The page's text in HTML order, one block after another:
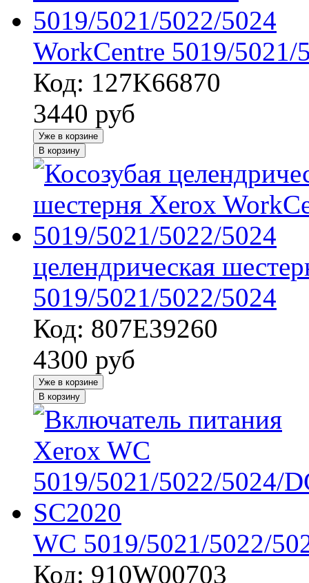
WorkCentre 5019/5021/
Код: 127K66870
3440 руб
Уже в корзине
В корзину
целендрическая
5019/5021/5022/5024
Код: 807E39260
4300 руб
Уже в корзине
В корзину
WC 5019/5021/5022/
Код: 910W00703